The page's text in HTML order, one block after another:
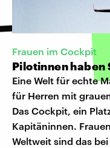
Frauen im Cockpit
Pilotinnen
Eine Welt für echte
für Herren mit
Das Cockpit, ein
Kapitäninnen.
Weltweit sind das